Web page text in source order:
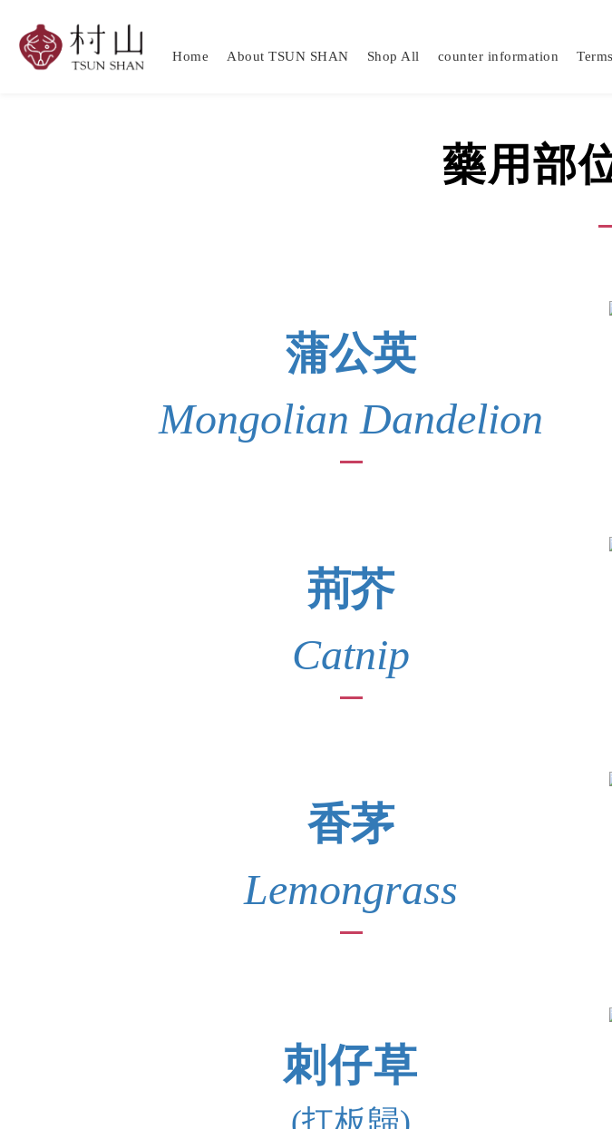
Home About TSUN SHAN Shop All counter information
藥用部
蒲公英
Mongolian Dandelion
荊芥
Catnip
香茅
Lemongrass
刺仔草